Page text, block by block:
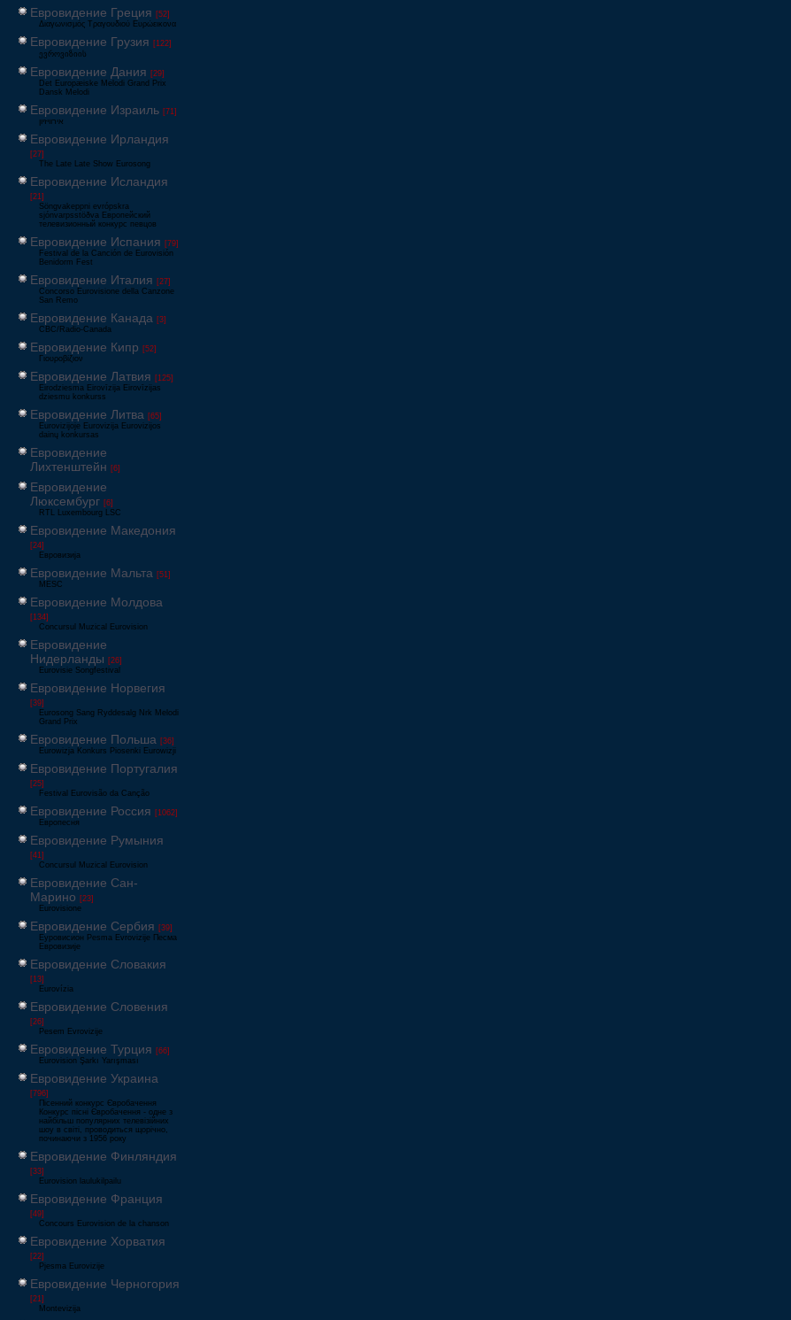
Евровидение Греция [52]
Διαγωνισμός Τραγουδιού Ευρώεικονα
Евровидение Грузия [122]
ევროვიზიის
Евровидение Дания [29]
Det Europæiske Melodi Grand Prix
Dansk Melodi
Евровидение Израиль [71]
‏אירוויזיון
Евровидение Ирландия
[27]
The Late Late Show Eurosong
Евровидение Исландия
[21]
Söngvakeppni evrópskra
sjónvarpsstöðva Европейский
телевизионный конкурс певцов
Евровидение Испания [79]
Festival de la Canción de Eurovisión
Benidorm Fest
Евровидение Италия [27]
Concorso Eurovisione della Canzone
San Remo
Евровидение Канада [3]
CBC/Radio-Canada
Евровидение Кипр [52]
Γιουροβίζιον
Евровидение Латвия [125]
Eirodziesma Eirovīzija Eirovīzijas
dziesmu konkurss
Евровидение Литва [65]
Eurovizijoje Eurovizija Eurovizijos
dainų konkursas
Евровидение
Лихтенштейн [6]
Евровидение
Люксембург [6]
RTL Luxembourg LSC
Евровидение Македония
[24]
Евровизија
Евровидение Мальта [51]
MESC
Евровидение Молдова
[134]
Concursul Muzical Eurovision
Евровидение
Нидерланды [26]
Eurovisie Songfestival
Евровидение Норвегия
[39]
Eurosong Sang Ryddesalg Nrk Melodi
Grand Prix
Евровидение Польша [36]
Eurowizja Konkurs Piosenki Eurowizji
Евровидение Португалия
[25]
Festival Eurovisão da Canção
Евровидение Россия [1062]
Европесня
Евровидение Румыния
[41]
Concursul Muzical Eurovision
Евровидение Сан-
Марино [23]
Eurovisione
Евровидение Сербия [39]
Еуровисион Pesma Evrovizije Песма
Евровизије
Евровидение Словакия
[13]
Eurovízia
Евровидение Словения
[26]
Pesem Evrovizije
Евровидение Турция [66]
Eurovision Şarkı Yarışması
Евровидение Украина
[796]
Пісенний конкурс Євробачення
Конкурс пісні Євробачення - одне з
найбільш популярних телевізійних
шоу в світі, проводиться щорічно,
починаючи з 1956 року
Евровидение Финляндия
[33]
Eurovision laulukilpailu
Евровидение Франция
[49]
Concours Eurovision de la chanson
Евровидение Хорватия
[22]
Pjesma Eurovizije
Евровидение Черногория
[21]
Montevizija